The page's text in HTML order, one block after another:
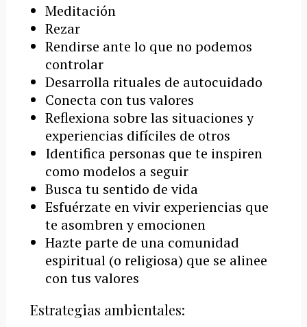
Meditación
Rezar
Rendirse ante lo que no podemos
controlar
Desarrolla rituales de autocuidado
Conecta con tus valores
Reflexiona sobre las situaciones y
experiencias difíciles de otros
Identifica personas que te inspiren
como modelos a seguir
Busca tu sentido de vida
Esfuérzate en vivir experiencias que
te asombren y emocionen
Hazte parte de una comunidad
espiritual (o religiosa) que se alinee
con tus valores
Estrategias ambientales: